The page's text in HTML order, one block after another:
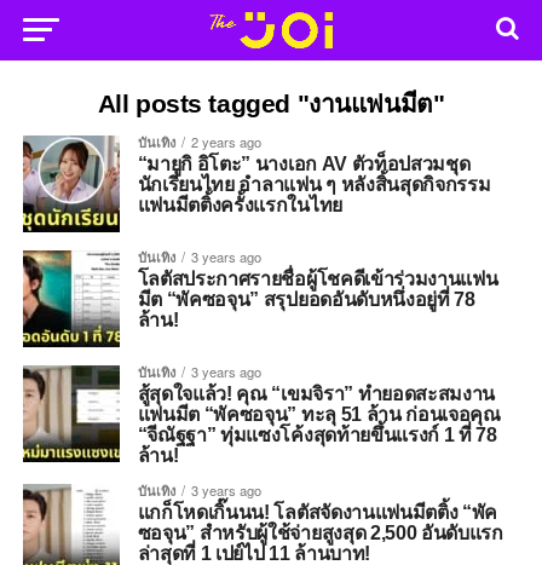
All posts tagged "งานแฟนมีต"
บันเทิง 2 years ago
“มายูกิ อิโตะ” นางเอก AV ตัวท็อปสวมชุด
นักเรียนไทย อำลาแฟน ๆ หลังสิ้นสุดกิจกรรม
แฟนมีตติ้งครั้งแรกในไทย
บันเทิง 3 years ago
โลตัสประกาศรายชื่อผู้โชคดีเข้าร่วมงานแฟน
มีต “พัคซอจุน” สรุปยอดอันดับหนึ่งอยู่ที่ 78
ล้าน!
บันเทิง 3 years ago
สู้สุดใจแล้ว! คุณ “เขมจิรา” ทำยอดสะสมงาน
แฟนมีต “พัคซอจุน” ทะลุ 51 ล้าน ก่อนเจอคุณ
“จีณัฐฐา” ทุ่มแซงโค้งสุดท้ายขึ้นแรงก์ 1 ที่ 78
ล้าน!
บันเทิง 3 years ago
แกก็โหดเกิ๊นนน! โลตัสจัดงานแฟนมีตติ้ง “พัค
ซอจุน” สำหรับผู้ใช้จ่ายสูงสุด 2,500 อันดับแรก
ล่าสุดที่ 1 เปย์ไป 11 ล้านบาท!